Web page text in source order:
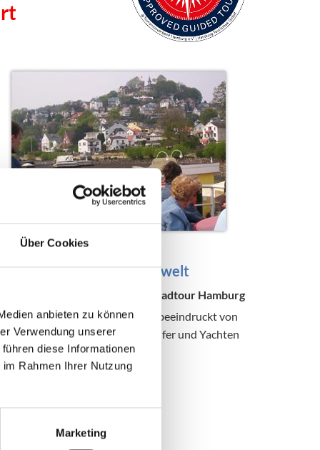
Über Cookies
anbieten zu können
Verwendung unserer
diese Informationen
Rahmen Ihrer Nutzung
Marketing
Maritime Erlebniswelt
bis Blankenese | Fahrradtour Hamburg
Sie auch als Hamburger/in beeindruckt von
Blicken auf Elbe, Hafen, Steilufer und Yachten